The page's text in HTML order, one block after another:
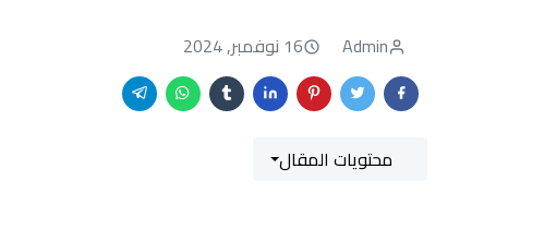
Admin 16 نوفمبر, 2024
محتويات المقال